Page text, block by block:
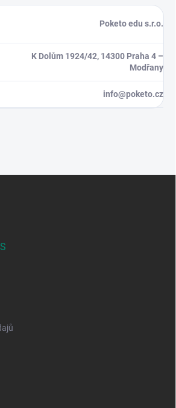
Poketo edu s.r.o.
K Dolům 1924/42, 14300 Praha 4 –
Modřany
info@poketo.cz